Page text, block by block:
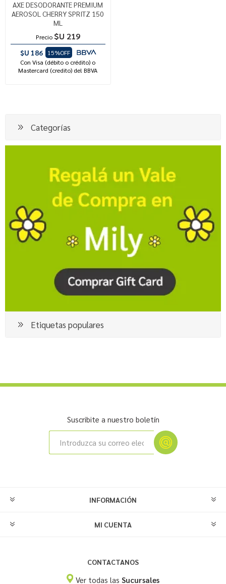
AXE DESODORANTE PREMIUM
AEROSOL CHERRY SPRITZ 150
ML
Precio $U 219
$U 186
15%OFF
Con Visa (débito o crédito) o
Mastercard (credito) del BBVA
Categorías
Etiquetas populares
Suscribite a nuestro boletín
INFORMACIÓN
MI CUENTA
CONTACTANOS
Ver todas lasSucursales